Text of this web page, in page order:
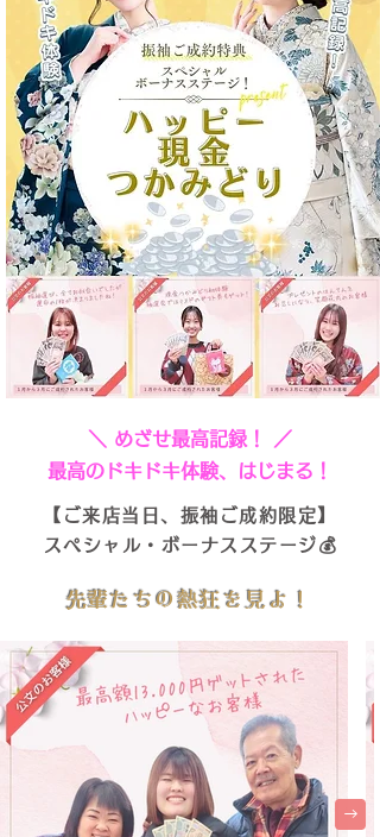
＼ めざせ最高記録！ ／
最高のドキドキ体験、はじまる！
【ご来店当日、振袖ご成約限定】
スペシャル・ボーナスステージ💰
先輩たちの熱狂を見よ！